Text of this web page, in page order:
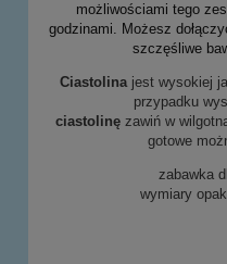
możliwościami tego
godzinami. Możesz
szczęśliwe
Ciastolina jest wysokiej
przypadku
ciastolinę zawiń w
gotowe
zabawka
wymiary